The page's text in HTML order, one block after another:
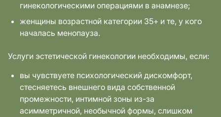
гинекологическими операциями в анамнезе;
женщины возрастной категории 35+ и те, у кого
началась менопауза.
Услуги эстетической гинекологии необходимы, если:
вы чувствуете психологический дискомфорт,
стесняетесь внешнего вида собственной
промежности, интимной зоны из-за
асимметричной, необычной формы, слишком